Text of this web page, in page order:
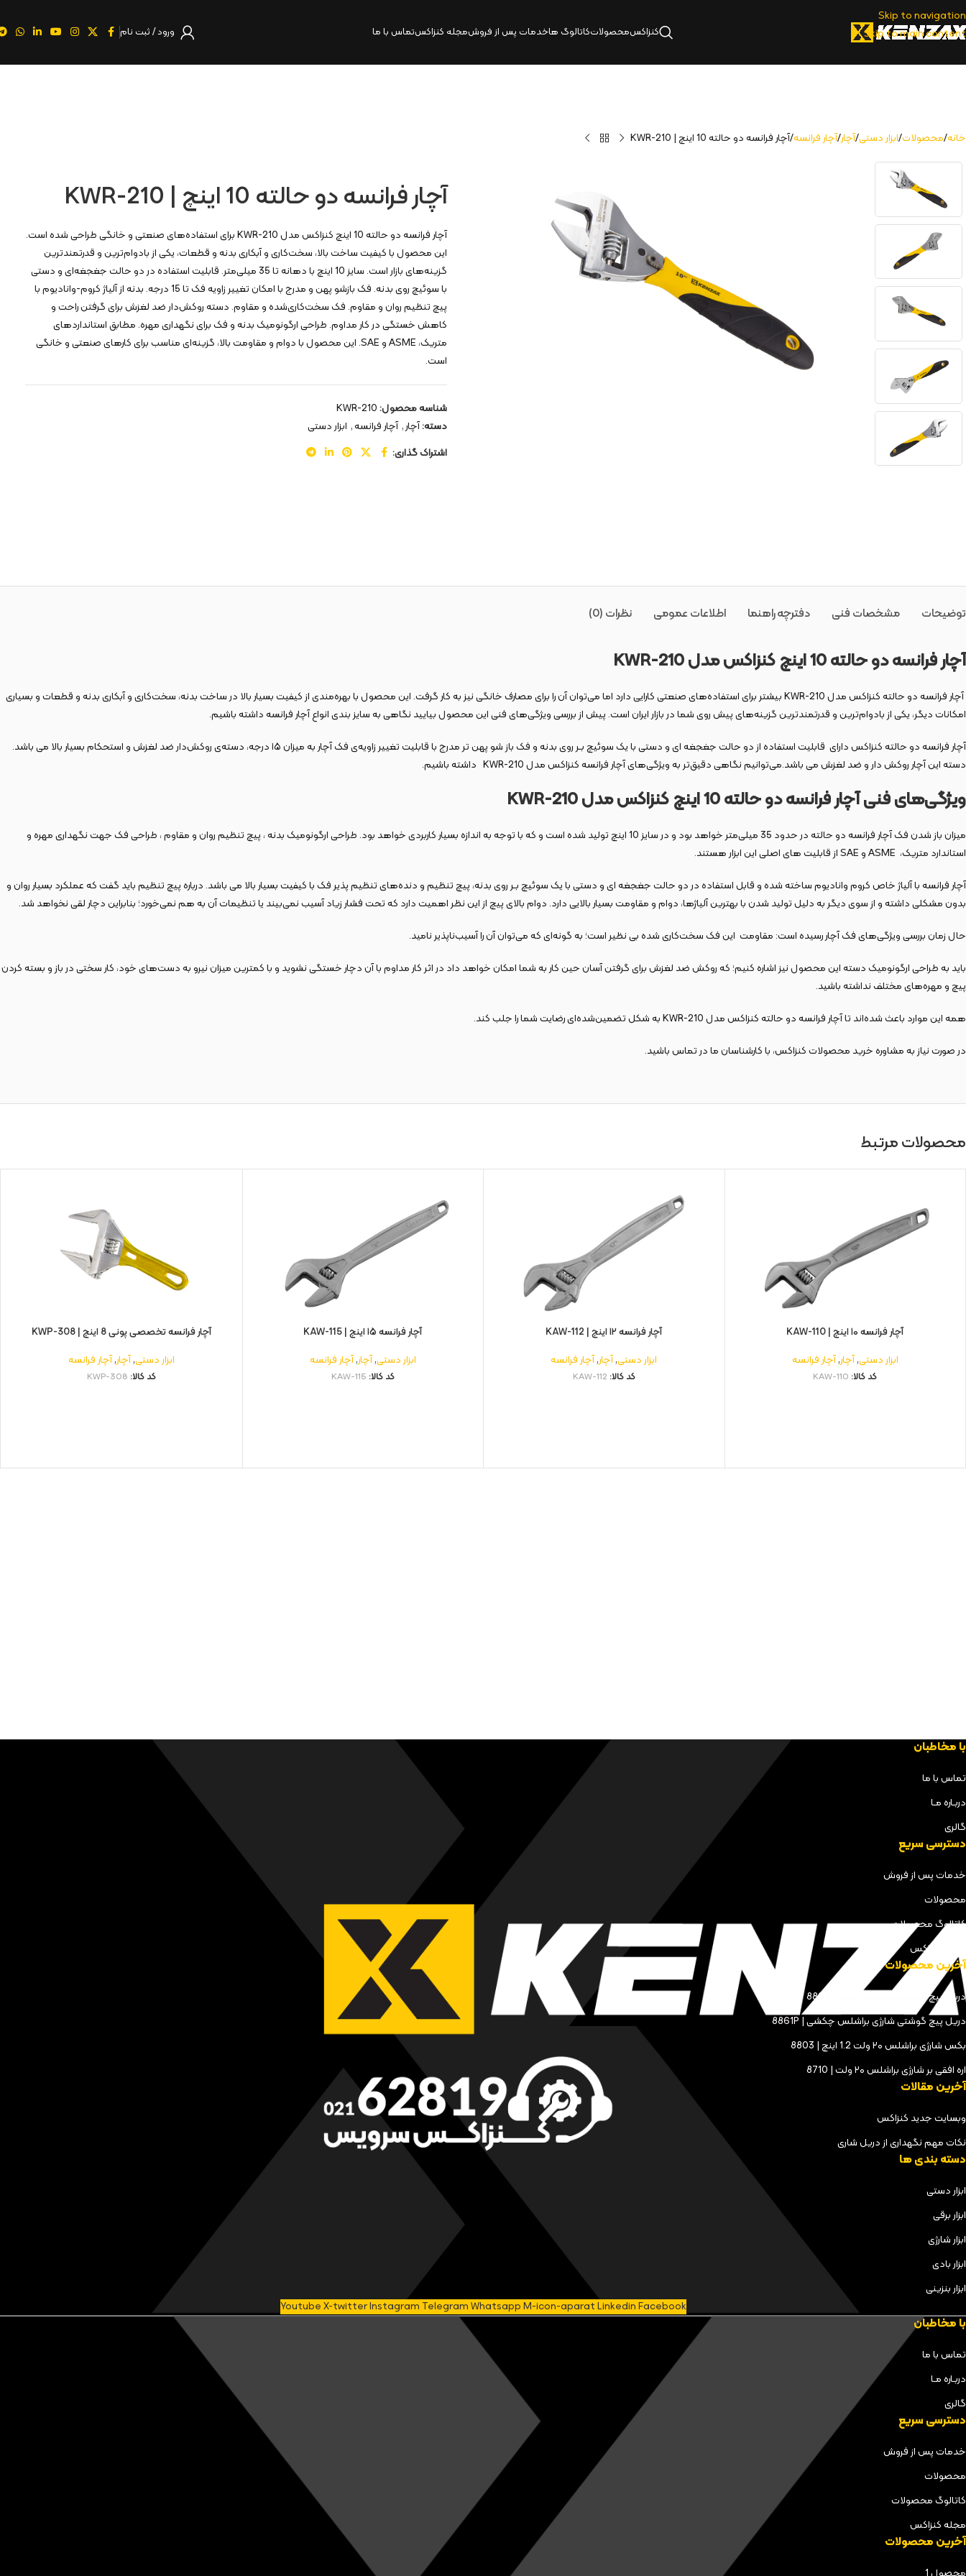
Skip to navigation
Skip to main content
کنزاکسمحصولاتکاتالوگ‌ هاخدمات پس از فروشمجله کنزاکستماس با ما ورود / ثبت نام
خانه محصولات ابزار دستی آچار آچار فرانسه آچار فرانسه دو حالته 10 اينچ | KWR-210
آچار فرانسه دو حالته 10 اينچ | KWR-210
آچار فرانسه دو حالته 10 اینچ کنزاکس مدل KWR-210 برای استفاده‌های صنعتی و خانگی طراحی شده است.
این محصول با کیفیت ساخت بالا، سخت‌کاری و آبکاری بدنه و قطعات، یکی از بادوام‌ترین و قدرتمندترین
گزینه‌های بازار است. سایز 10 اینچ با دهانه تا 35 میلی‌متر. قابلیت استفاده در دو حالت جغجغه‌ای و دستی
با سوئیچ روی بدنه. فک بازشو پهن و مدرج با امکان تغییر زاویه فک تا 15 درجه. بدنه از آلیاژ کروم-وانادیوم با
پیچ تنظیم روان و مقاوم. فک سخت‌کاری‌شده و مقاوم. دسته روکش‌دار ضد لغزش برای گرفتن راحت و
کاهش خستگی در کار مداوم. طراحی ارگونومیک بدنه و فک برای نگهداری مهره. مطابق استانداردهای
متریک، ASME و SAE. این محصول با دوام و مقاومت بالا، گزینه‌ای مناسب برای کارهای صنعتی و خانگی
است.
شناسه محصول:KWR-210
دسته:آچار, آچار فرانسه, ابزار دستی
اشتراک گذاری:
توضیحات نظرات (0) مشخصات فنی اطلاعات عمومی دفترچه راهنما
آچار فرانسه دو حالته 10 اينچ کنزاکس مدل KWR-210
آچار فرانسه دو حالته کنزاکس مدل KWR-210 بیشتر برای استفاده‌های صنعتی کارایی دارد اما می‌توان آن را برای مصارف خانگی نیز به کار گرفت. این محصول با بهره‌مندی از کیفیت بسیار بالا در ساخت بدنه، سخت‌کاری و آبکاری بدنه و قطعات و بسیاری
امکانات دیگر، یکی از بادوام‌ترین و قدرتمندترین گزینه‌های پیش روی شما در بازار ایران است. پیش از بررسی ویژگی‌های فنی این محصول بیایید نگاهی به سایز بندی انواع آچار فرانسه داشته باشیم.
آچار فرانسه دو حالته کنزاکس دارای قابلیت استفاده از دو حالت جغجغه ای و دستی با یک سوئیچ بـر روی بدنه و فک باز شو پهن تر مدرج با قابلیت تغییر زاویه‌ی فک آچار به میزان ۱۵ درجه، دسته‌ی روکش‌دار ضد لغزش و استحکام بسیار بالا می باشد.
دسته این آچار روکش دار و ضد لغزش می باشد.می‌توانیم نگاهی دقیق‌تر به ویژگی‌های آچار فرانسه کنزاکس مدل KWR-210 داشته باشیم.
ویژگی‌های فنی آچار فرانسه دو حالته 10 اينچ کنزاکس مدل KWR-210
میزان باز شدن فک آچار فرانسه دو حالته در حدود 35 میلی‌متر خواهد بود و در سایز 10 اینچ تولید شده است و که با توجه به اندازه بسیار کاربردی خواهد بود. طراحی ارگونومیک بدنه ، پیچ تنظیم روان و مقاوم ، طراحی فک جهت نگهداری مهره و
استاندارد متریک، ASME و SAE از قابلیت های اصلی این ابزار هستند.
آچار فرانسه با آلیاژ خاص کروم وانادیوم ساخته شده و قابل استفاده در دو حالت جغجغه ای و دستی با یک سوئیچ بـر روی بدنه، پیچ تنظیم و دنده‌های تنظیم‌ پذیر فک با کیفیت بسیار بالا می باشد. درباره پیچ تنظیم باید گفت که عملکرد بسیار روان و
بدون مشکلی داشته و از سوی دیگر به دلیل تولید شدن با بهترین آلیاژها، دوام و مقاومت بسیار بالایی دارد. دوام بالای پیچ از این نظر اهمیت دارد که تحت فشار زیاد آسیب نمی‌بیند یا تنظیمات آن به هم نمی‌خورد؛ بنابراین دچار لقی نخواهد شد.
حال زمان بررسی ویژگی‌های فک آچار رسیده است: مقاومت این فک سخت‌کاری شده بی نظیر است؛ به گونه‌ای که می‌توان آن را آسیب‌ناپذیر نامید.
باید به طراحی ارگونومیک دسته این محصول نیز اشاره کنیم؛ که روکش ضد لغزش برای گرفتن آسان حین کار به شما امکان خواهد داد در اثر کار مداوم با آن دچار خستگی نشوید و با کمترین میزان نیرو به دست‌های خود، کار سختی در باز و بسته کردن
پیچ و مهره‌های مختلف نداشته باشید.
همه این موارد باعث شده‌اند تا آچار فرانسه دو حالته کنزاکس مدل KWR-210 به شکل تضمین‌شده‌ای رضایت‌ شما را جلب کند.
در صورت نیاز به مشاوره خرید محصولات کنزاکس، با کارشناسان ما در تماس باشید.
محصولات مرتبط
آچار فرانسه ۱۰ اینچ | KAW-110
ابزار دستی,آچار,آچار فرانسه
کد کالا: KAW-110
آچار فرانسه ۱۲ اینچ | KAW-112
ابزار دستی,آچار,آچار فرانسه
کد کالا: KAW-112
آچار فرانسه ۱۵ اینچ | KAW-115
ابزار دستی,آچار,آچار فرانسه
کد کالا: KAW-115
آچار فرانسه تخصصی پونی 8 اينچ | KWP-308
ابزار دستی,آچار,آچار فرانسه
کد کالا: KWP-308
با مخاطبان
تماس با ما
دربـاره مـا
گالری
دسترسی سریع
خدمات پس از فروش
محصولات
کاتالوگ محصولات
مجله کنزاکس
آخرین محصولات
دریل پیچ گوشتی شارژی براشلس | 8898
دریل پیچ گوشتی شارژی براشلس چکشی | 8861P
بکس شارژی براشلس ۲۰ ولت 1.2 اینچ | 8803
اره افقی بر شارژی براشلس ۲۰ ولت | 8710
آخرین مقالات
وبسایت جدید کنزاکس
نکات مهم نگهداری از دریل شاری
دسته بندی ها
ابزار دستی
ابزار برقی
ابزار شارژی
ابزار بادی
ابزار بنزینی
YoutubeX-twitterInstagram TelegramWhatsappM-icon-aparatLinkedinFacebook
با مخاطبان
تماس با ما
دربـاره مـا
گالری
دسترسی سریع
خدمات پس از فروش
محصولات
کاتالوگ محصولات
مجله کنزاکس
آخرین محصولات